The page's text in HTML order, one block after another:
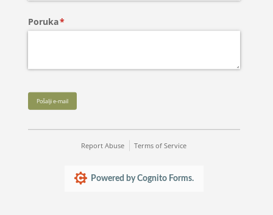
Poruka*
(required)
Pošalji e-mail
Report Abuse Terms of Service
Powered by Cognito Forms.